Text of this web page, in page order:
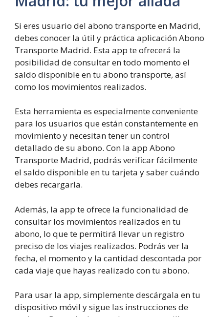
Si eres usuario del abono transporte en Madrid,
debes conocer la útil y práctica aplicación Abono
Transporte Madrid. Esta app te ofrecerá la
posibilidad de consultar en todo momento el
saldo disponible en tu abono transporte, así
como los movimientos realizados.
Esta herramienta es especialmente conveniente
para los usuarios que están constantemente en
movimiento y necesitan tener un control
detallado de su abono. Con la app Abono
Transporte Madrid, podrás verificar fácilmente
el saldo disponible en tu tarjeta y saber cuándo
debes recargarla.
Además, la app te ofrece la funcionalidad de
consultar los movimientos realizados en tu
abono, lo que te permitirá llevar un registro
preciso de los viajes realizados. Podrás ver la
fecha, el momento y la cantidad descontada por
cada viaje que hayas realizado con tu abono.
Para usar la app, simplemente descárgala en tu
dispositivo móvil y sigue las instrucciones de